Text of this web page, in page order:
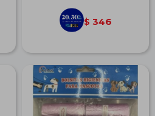
$ 346